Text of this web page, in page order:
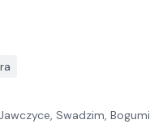
Swadzim,